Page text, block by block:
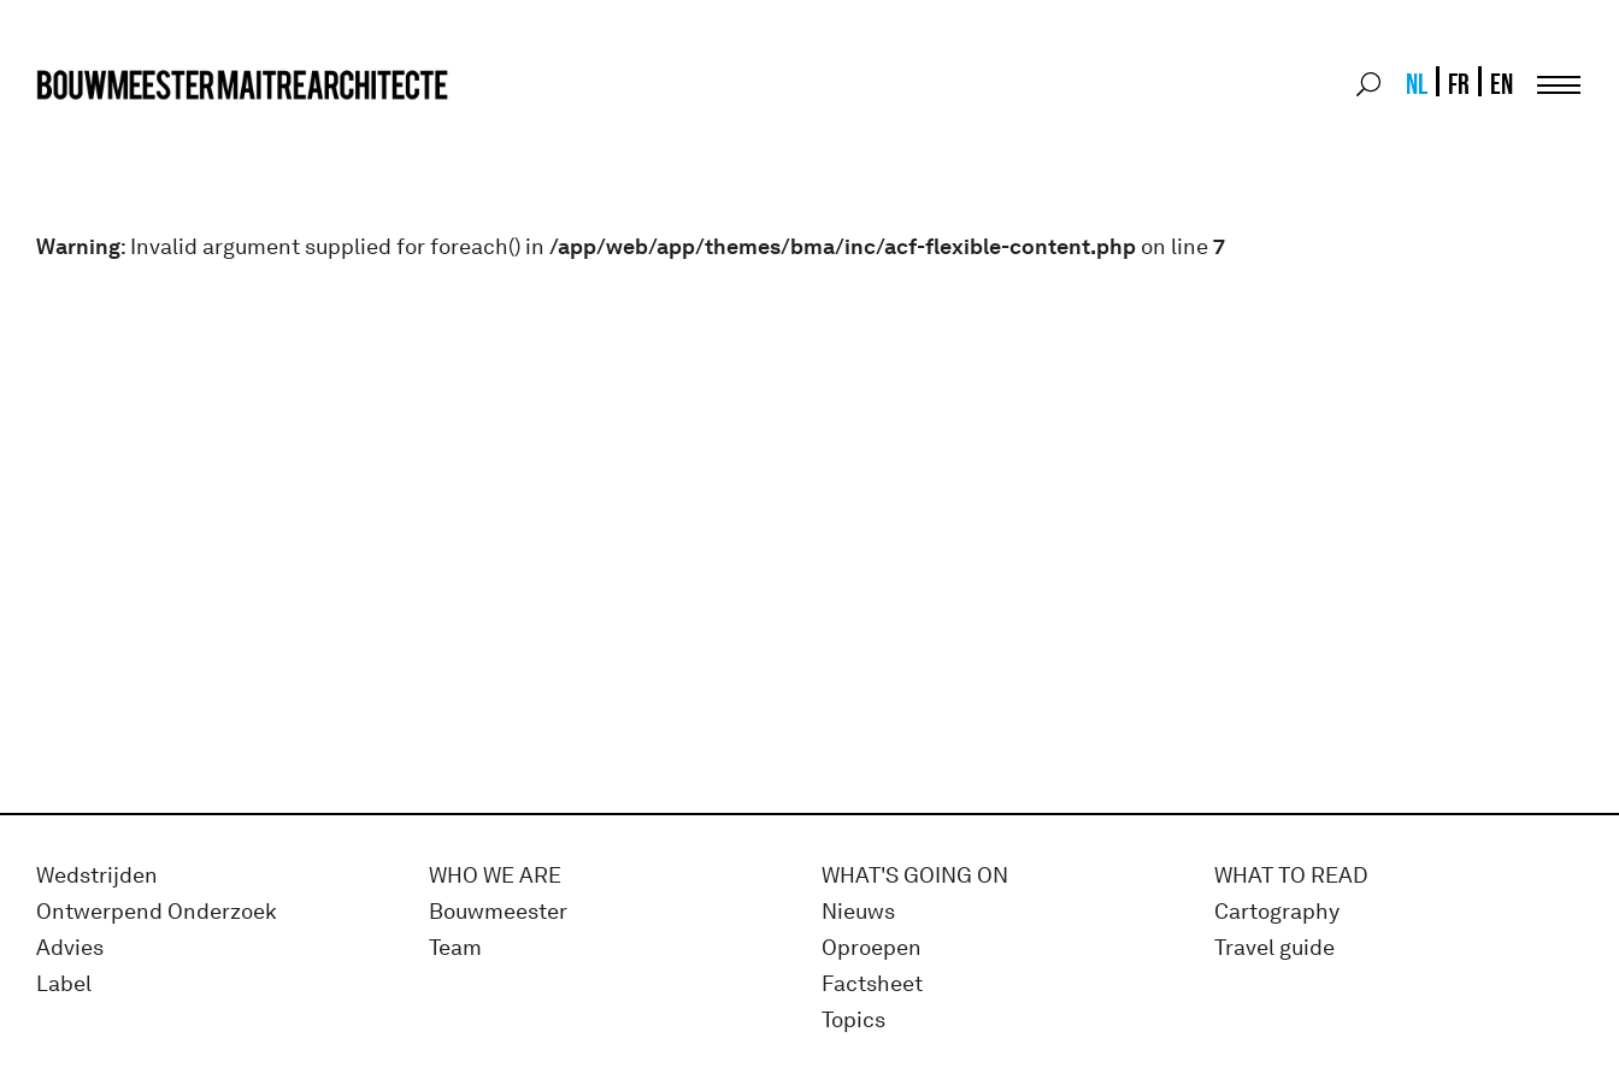
Search
Search
NL FR EN
Warning: Invalid argument supplied for foreach() in /app/web/app/themes/bma/inc/acf-flexible-content.php on line7
Wedstrijden
Ontwerpend Onderzoek
Advies
Label
WHO WE ARE
Bouwmeester
Team
WHAT'S GOING ON
Nieuws
Oproepen
Factsheet
Topics
WHAT TO READ
Cartography
Travel guide